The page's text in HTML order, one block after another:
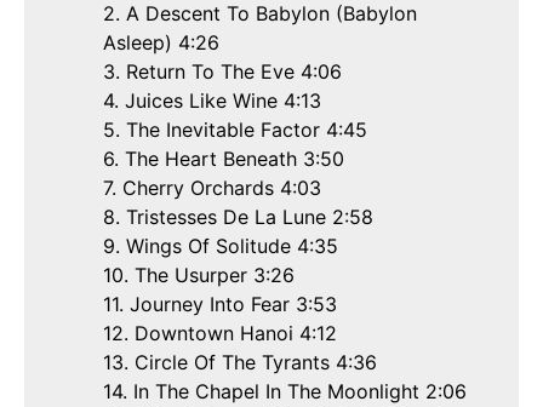
2. A Descent To Babylon (Babylon
Asleep) 4:26
3. Return To The Eve 4:06
4. Juices Like Wine 4:13
5. The Inevitable Factor 4:45
6. The Heart Beneath 3:50
7. Cherry Orchards 4:03
8. Tristesses De La Lune 2:58
9. Wings Of Solitude 4:35
10. The Usurper 3:26
11. Journey Into Fear 3:53
12. Downtown Hanoi 4:12
13. Circle Of The Tyrants 4:36
14. In The Chapel In The Moonlight 2:06